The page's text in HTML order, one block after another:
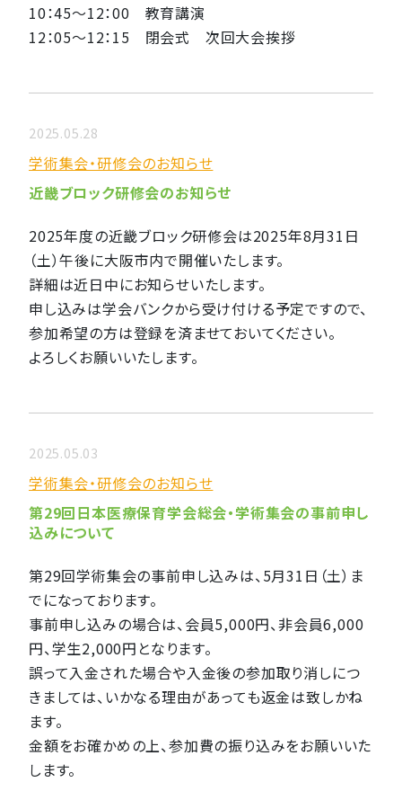
10：45～12：00 教育講演
12：05～12：15 閉会式 次回大会挨拶
2025.05.28
学術集会・研修会のお知らせ
近畿ブロック研修会のお知らせ
2025年度の近畿ブロック研修会は2025年8月31日
（土）午後に大阪市内で開催いたします。
詳細は近日中にお知らせいたします。
申し込みは学会バンクから受け付ける予定ですので、
参加希望の方は登録を済ませておいてください。
よろしくお願いいたします。
2025.05.03
学術集会・研修会のお知らせ
第29回日本医療保育学会総会・学術集会の事前申し
込みについて
第29回学術集会の事前申し込みは、5月31日（土）ま
でになっております。
事前申し込みの場合は、会員5,000円、非会員6,000
円、学生2,000円となります。
誤って入金された場合や入金後の参加取り消しにつ
きましては、いかなる理由があっても返金は致しかね
ます。
金額をお確かめの上、参加費の振り込みをお願いいた
します。